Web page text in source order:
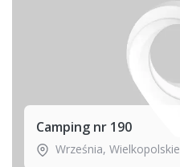
Camping nr 190
Września, Wielkopolskie